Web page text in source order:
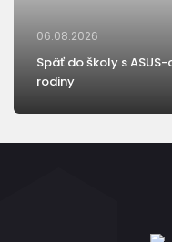
06.08.2026
Späť do školy s
rodiny